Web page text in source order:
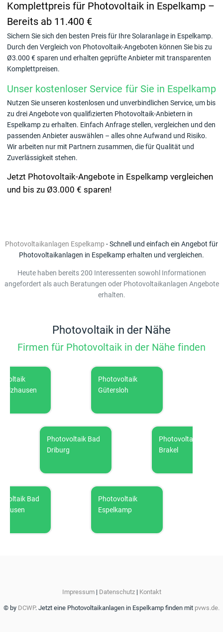
Komplettpreis für Photovoltaik in Espelkamp –
Bereits ab 11.400 €
Sichern Sie sich den besten Preis für Ihre Solaranlage in Espelkamp.
Durch den Vergleich von Photovoltaik-Angeboten können Sie bis zu
Ø3.000 € sparen und erhalten geprüfte Anbieter mit transparenten
Komplettpreisen.
Unser kostenloser Service für Sie in Espelkamp
Nutzen Sie unseren kostenlosen und unverbindlichen Service, um bis
zu drei Angebote von qualifizierten Photovoltaik-Anbietern in
Espelkamp zu erhalten. Einfach Anfrage stellen, vergleichen und den
passenden Anbieter auswählen – alles ohne Aufwand und Risiko.
Wir arbeiten nur mit Partnern zusammen, die für Qualität und
Zuverlässigkeit stehen.
Jetzt Photovoltaik-Angebote in Espelkamp vergleichen
und bis zu Ø3.000 € sparen!
Photovoltaikanlagen Espelkamp - Schnell und einfach ein Angebot für
Photovoltaikanlagen in Espelkamp erhalten und vergleichen.
Heute haben bereits 200 Interessenten sowohl Informationen
angefordert als auch Beratungen oder Photovoltaikanlagen Angebote
erhalten.
Photovoltaik in der Nähe
Firmen für Photovoltaik in der Nähe finden
Photovoltaik
Gütersloh
Photovoltaik
Brakel
Photovoltaik Bad
Driburg
Bad
Photovoltaik
Espelkamp
Impressum| Datenschutz| Kontakt
© by DCWP. Jetzt eine Photovoltaikanlagen in Espelkamp finden mit pvws.de.